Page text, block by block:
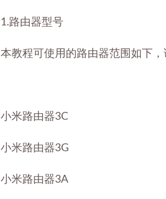
1.路由器型号
本教程可使用的路由器范围如下
小米路由器3C
小米路由器3G
小米路由器3A